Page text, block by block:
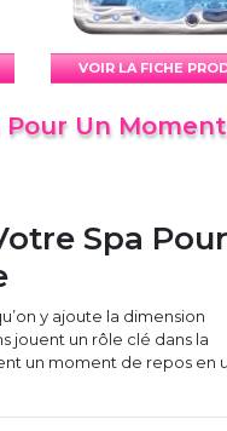
VOIR LA FICHE
Pour Un Moment
Spa Pour
y ajoute la dimension
jouent un rôle clé dans la
un moment de repos en